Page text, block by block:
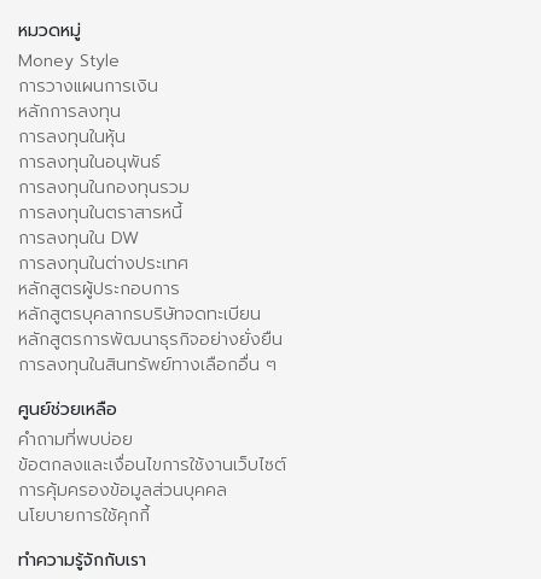
หมวดหมู่
Money Style
การวางแผนการเงิน
หลักการลงทุน
การลงทุนในหุ้น
การลงทุนในอนุพันธ์
การลงทุนในกองทุนรวม
การลงทุนในตราสารหนี้
การลงทุนใน DW
การลงทุนในต่างประเทศ
หลักสูตรผู้ประกอบการ
หลักสูตรบุคลากรบริษัทจดทะเบียน
หลักสูตรการพัฒนาธุรกิจอย่างยั่งยืน
การลงทุนในสินทรัพย์ทางเลือกอื่น ๆ
ศูนย์ช่วยเหลือ
คำถามที่พบบ่อย
ข้อตกลงและเงื่อนไขการใช้งานเว็บไซต์
การคุ้มครองข้อมูลส่วนบุคคล
นโยบายการใช้คุกกี้
ทำความรู้จักกับเรา